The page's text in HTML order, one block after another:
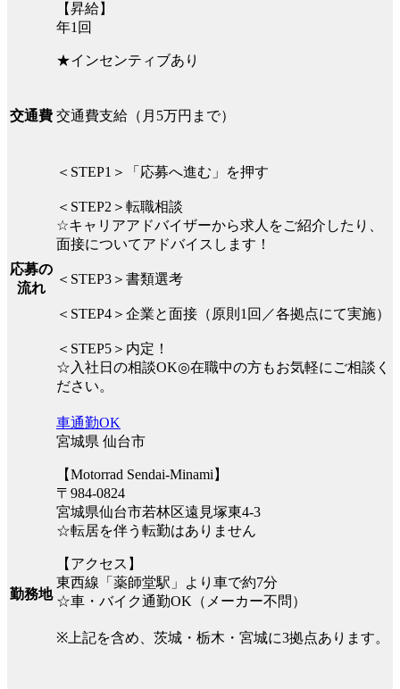
【昇給】
年1回
★インセンティブあり
交通費 交通費支給（月5万円まで）
応募の
流れ
＜STEP1＞「応募へ進む」を押す
＜STEP2＞転職相談
☆キャリアアドバイザーから求人をご紹介したり、
面接についてアドバイスします！
＜STEP3＞書類選考
＜STEP4＞企業と面接（原則1回／各拠点にて実施）
＜STEP5＞内定！
☆入社日の相談OK◎在職中の方もお気軽にご相談く
ださい。
勤務地
車通勤OK
宮城県 仙台市
【Motorrad Sendai-Minami】
〒984-0824
宮城県仙台市若林区遠見塚東4-3
☆転居を伴う転勤はありません
【アクセス】
東西線「薬師堂駅」より車で約7分
☆車・バイク通勤OK（メーカー不問）
※上記を含め、茨城・栃木・宮城に3拠点あります。